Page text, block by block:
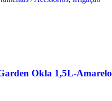
Okla 1,5L-Amarelo